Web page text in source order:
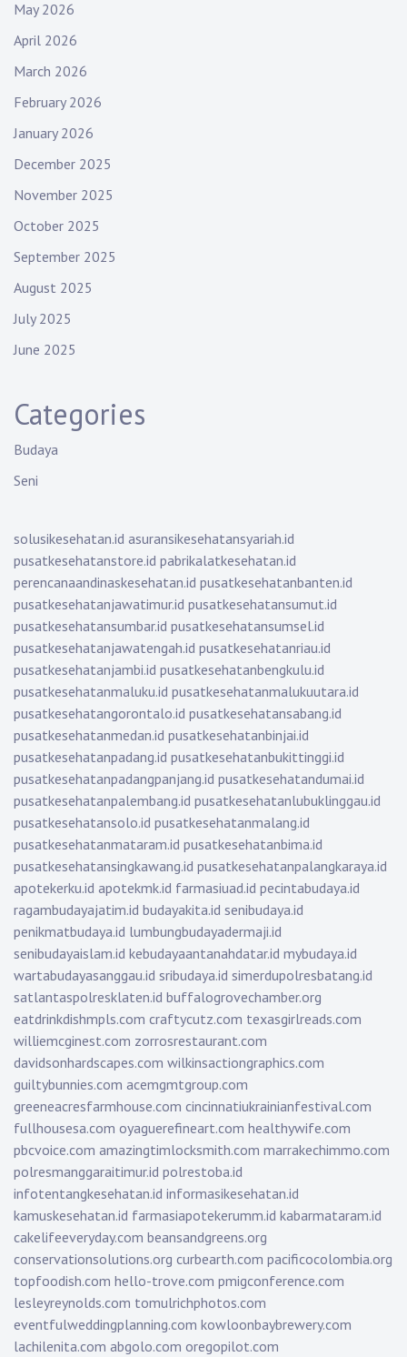
May 2026
April 2026
March 2026
February 2026
January 2026
December 2025
November 2025
October 2025
September 2025
August 2025
July 2025
June 2025
Categories
Budaya
Seni
solusikesehatan.id asuransikesehatansyariah.id
pusatkesehatanstore.id pabrikalatkesehatan.id
perencanaandinaskesehatan.id pusatkesehatanbanten.id
pusatkesehatanjawatimur.id pusatkesehatansumut.id
pusatkesehatansumbar.id pusatkesehatansumsel.id
pusatkesehatanjawatengah.id pusatkesehatanriau.id
pusatkesehatanjambi.id pusatkesehatanbengkulu.id
pusatkesehatanmaluku.id pusatkesehatanmalukuutara.id
pusatkesehatangorontalo.id pusatkesehatansabang.id
pusatkesehatanmedan.id pusatkesehatanbinjai.id
pusatkesehatanpadang.id pusatkesehatanbukittinggi.id
pusatkesehatanpadangpanjang.id pusatkesehatandumai.id
pusatkesehatanpalembang.id pusatkesehatanlubuklinggau.id
pusatkesehatansolo.id pusatkesehatanmalang.id
pusatkesehatanmataram.id pusatkesehatanbima.id
pusatkesehatansingkawang.id pusatkesehatanpalangkaraya.id
apotekerku.id apotekmk.id farmasiuad.id pecintabudaya.id
ragambudayajatim.id budayakita.id senibudaya.id
penikmatbudaya.id lumbungbudayadermaji.id
senibudayaislam.id kebudayaantanahdatar.id mybudaya.id
wartabudayasanggau.id sribudaya.id simerdupolresbatang.id
satlantaspolresklaten.id buffalogrovechamber.org
eatdrinkdishmpls.com craftycutz.com texasgirlreads.com
williemcginest.com zorrosrestaurant.com
davidsonhardscapes.com wilkinsactiongraphics.com
guiltybunnies.com acemgmtgroup.com
greeneacresfarmhouse.com cincinnatiukrainianfestival.com
fullhousesa.com oyaguerefineart.com healthywife.com
pbcvoice.com amazingtimlocksmith.com marrakechimmo.com
polresmanggaraitimur.id polrestoba.id
infotentangkesehatan.id informasikesehatan.id
kamuskesehatan.id farmasiapotekerumm.id kabarmataram.id
cakelifeeveryday.com beansandgreens.org
conservationsolutions.org curbearth.com pacificocolombia.org
topfoodish.com hello-trove.com pmigconference.com
lesleyreynolds.com tomulrichphotos.com
eventfulweddingplanning.com kowloonbaybrewery.com
lachilenita.com abgolo.com oregopilot.com